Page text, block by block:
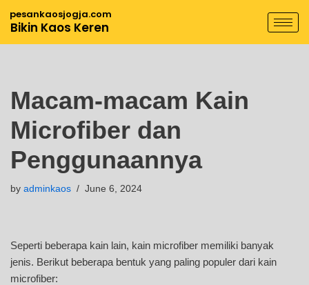
pesankaosjogja.com
Bikin Kaos Keren
Macam-macam Kain
Microfiber dan
Penggunaannya
by adminkaos June 6, 2024
Seperti beberapa kain lain, kain microfiber memiliki banyak
jenis. Berikut beberapa bentuk yang paling populer dari kain
microfiber: